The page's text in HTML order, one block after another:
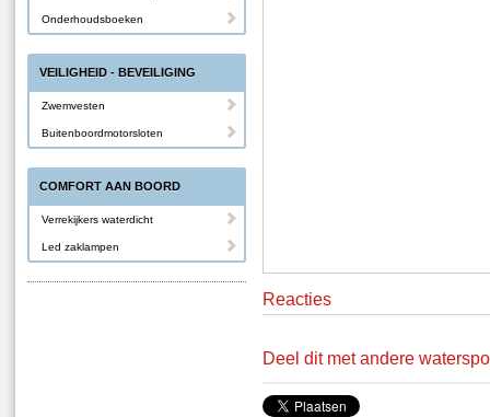
Reacties
Deel dit met andere
Onderhoudsboeken
VEILIGHEID - BEVEILIGING
Zwemvesten
Buitenboordmotorsloten
COMFORT AAN BOORD
Verrekijkers waterdicht
Led zaklampen